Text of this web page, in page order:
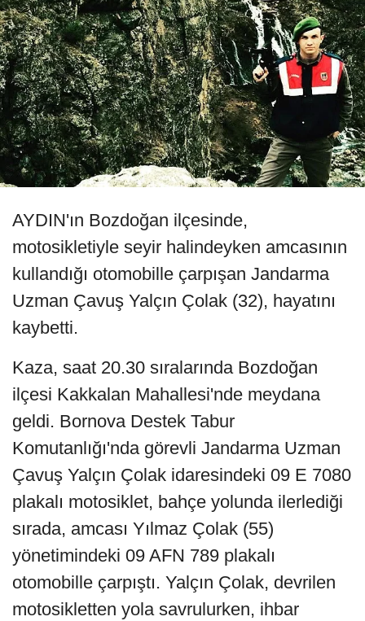
AYDIN'ın Bozdoğan ilçesinde,
motosikletiyle seyir halindeyken amcasının
kullandığı otomobille çarpışan Jandarma
Uzman Çavuş Yalçın Çolak (32), hayatını
kaybetti.
Kaza, saat 20.30 sıralarında Bozdoğan
ilçesi Kakkalan Mahallesi'nde meydana
geldi. Bornova Destek Tabur
Komutanlığı'nda görevli Jandarma Uzman
Çavuş Yalçın Çolak idaresindeki 09 E 7080
plakalı motosiklet, bahçe yolunda ilerlediği
sırada, amcası Yılmaz Çolak (55)
yönetimindeki 09 AFN 789 plakalı
otomobille çarpıştı. Yalçın Çolak, devrilen
motosikletten yola savrulurken, ihbar